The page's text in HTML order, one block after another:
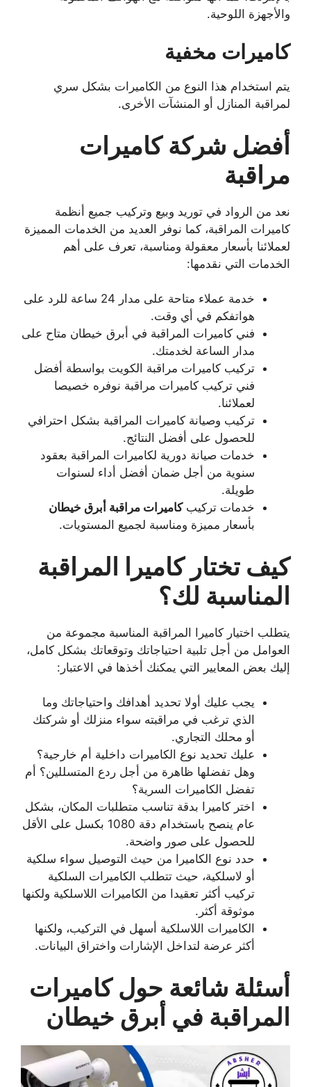
والأجهزة اللوحية.
كاميرات مخفية
يتم استخدام هذا النوع من الكاميرات بشكل سري
لمراقبة المنازل أو المنشآت الأخرى.
أفضل شركة كاميرات
مراقبة
نعد من الرواد في توريد وبيع وتركيب جميع أنظمة
كاميرات المراقبة، كما نوفر العديد من الخدمات المميزة
لعملائنا بأسعار معقولة ومناسبة، تعرف على أهم
الخدمات التي نقدمها:
خدمة عملاء متاحة على مدار 24 ساعة للرد على
هواتفكم في أي وقت.
فني كاميرات المراقبة في أبرق خيطان متاح على
مدار الساعة لخدمتك.
تركيب كاميرات مراقبة الكويت بواسطة أفضل
فني تركيب كاميرات مراقبة نوفره خصيصا
لعملائنا.
تركيب وصيانة كاميرات المراقبة بشكل احترافي
للحصول على أفضل النتائج.
خدمات صيانة دورية لكاميرات المراقبة بعقود
سنوية من أجل ضمان أفضل أداء لسنوات
طويلة.
خدمات تركيبكاميرات مراقبة أبرق خيطان
بأسعار مميزة ومناسبة لجميع المستويات.
كيف تختار كاميرا المراقبة
المناسبة لك؟
يتطلب اختيار كاميرا المراقبة المناسبة مجموعة من
العوامل من أجل تلبية احتياجاتك وتوقعاتك بشكل كامل،
إليك بعض المعايير التي يمكنك أخذها في الاعتبار:
يجب عليك أولا تحديد أهدافك واحتياجاتك وما
الذي ترغب في مراقبته سواء منزلك أو شركتك
أو محلك التجاري.
عليك تحديد نوع الكاميرات داخلية أم خارجية؟
وهل تفضلها ظاهرة من أجل ردع المتسللين؟ أم
تفضل الكاميرات السرية؟
اختر كاميرا بدقة تناسب متطلبات المكان، بشكل
عام ينصح باستخدام دقة 1080 بكسل على الأقل
للحصول على صور واضحة.
حدد نوع الكاميرا من حيث التوصيل سواء سلكية
أو لاسلكية، حيث تتطلب الكاميرات السلكية
تركيب أكثر تعقيدا من الكاميرات اللاسلكية ولكنها
موثوقة أكثر.
الكاميرات اللاسلكية أسهل في التركيب، ولكنها
أكثر عرضة لتداخل الإشارات واختراق البيانات.
أسئلة شائعة حول كاميرات
المراقبة في أبرق خيطان